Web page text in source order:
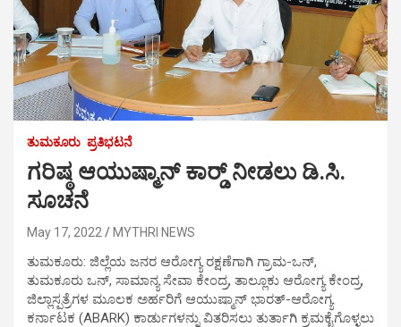
ತುಮಕೂರು ಪ್ರತಿಭಟನೆ
ಗರಿಷ್ಠ ಆಯುಷ್ಮಾನ್ ಕಾರ್ಡ್‍ ನೀಡಲು ಡಿ.ಸಿ.
ಸೂಚನೆ
May 17, 2022 MYTHRI NEWS
ತುಮಕೂರು: ಜಿಲ್ಲೆಯ ಜನರ ಆರೋಗ್ಯ ರಕ್ಷಣೆಗಾಗಿ ಗ್ರಾಮ-ಒನ್,
ತುಮಕೂರು ಒನ್, ಸಾಮಾನ್ಯ ಸೇವಾ ಕೇಂದ್ರ, ತಾಲ್ಲೂಕು ಆರೋಗ್ಯ ಕೇಂದ್ರ,
ಜಿಲ್ಲಾಸ್ಪತ್ರೆಗಳ ಮೂಲಕ ಅರ್ಹರಿಗೆ ಆಯುಷ್ಮಾನ್ ಭಾರತ್-ಆರೋಗ್ಯ
ಕರ್ನಾಟಕ (ABARK) ಕಾರ್ಡುಗಳನ್ನು ವಿತರಿಸಲು ತುರ್ತಾಗಿ ಕ್ರಮಕೈಗೊಳ್ಳಲು